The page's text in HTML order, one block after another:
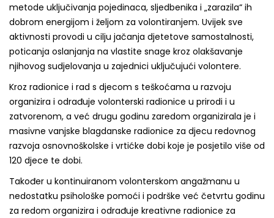
metode uključivanja pojedinaca, sljedbenika i „zarazila“ ih
dobrom energijom i željom za volontiranjem. Uvijek sve
aktivnosti provodi u cilju jačanja djetetove samostalnosti,
poticanja oslanjanja na vlastite snage kroz olakšavanje
njihovog sudjelovanja u zajednici uključujući volontere.
Kroz radionice i rad s djecom s teškoćama u razvoju
organizira i odrađuje volonterski radionice u prirodi i u
zatvorenom, a već drugu godinu zaredom organizirala je i
masivne vanjske blagdanske radionice za djecu redovnog
razvoja osnovnoškolske i vrtićke dobi koje je posjetilo više od
120 djece te dobi.
Također u kontinuiranom volonterskom angažmanu u
nedostatku psihološke pomoći i podrške već četvrtu godinu
za redom organizira i odrađuje kreativne radionice za